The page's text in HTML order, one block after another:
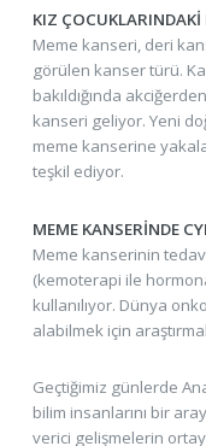
KIZ ÇOCUKLARINDAKİ
Meme kanseri, deri
görülen kanser türü.
bakıldığında
kanseri geliyor. Yeni
meme kanserine
teşkil ediyor.
MEME KANSERİNDE
Meme kanserinin
(kemoterapi ile
kullanılıyor. Dünya
alabilmek için
Geçtiğimiz günlerde
bilim insanlarını bir
verici gelişmelerin